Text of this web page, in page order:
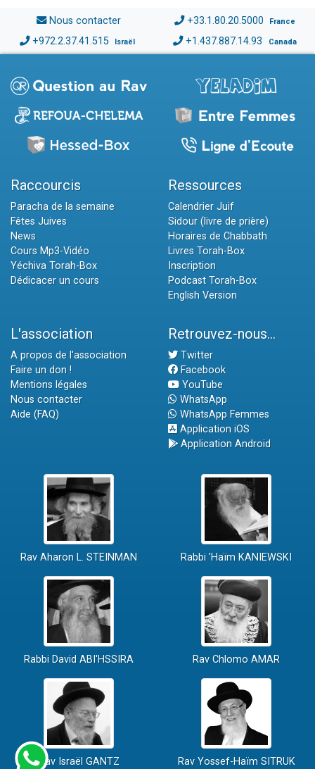
Nous contacter +33.1.80.20.5000 France
+972.2.37.41.515 Israël +1.437.887.14.93 Canada
Raccourcis
Paracha de la semaine
Fêtes Juives
News
Cours Mp3-Vidéo
Yéchiva Torah-Box
Dédicacer un cours
Ressources
Calendrier Juif
Sidour (livre de prière)
Horaires de Chabbath
Livres Torah-Box
Inscription
Podcast Torah-Box
English Version
L'association
A propos de l'association
Faire un don !
Mentions légales
Nous contacter
Aide (FAQ)
Retrouvez-nous...
Twitter
Facebook
YouTube
WhatsApp
WhatsApp Femmes
Application iOS
Application Android
Rav Aharon L. STEINMAN Rabbi 'Haïm KANIEWSKI
Rabbi David ABI'HSSIRA Rav Chlomo AMAR
Rav Israël GANTZ Rav Yossef-Haïm SITRUK